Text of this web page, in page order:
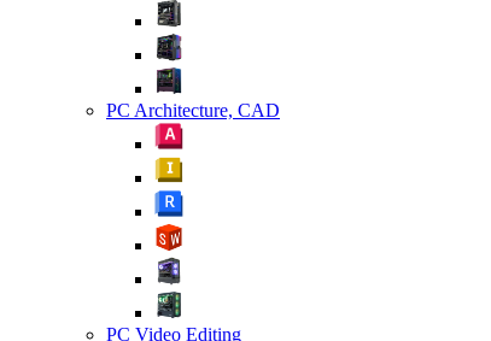
PC Architecture, CAD
PC Video Editing